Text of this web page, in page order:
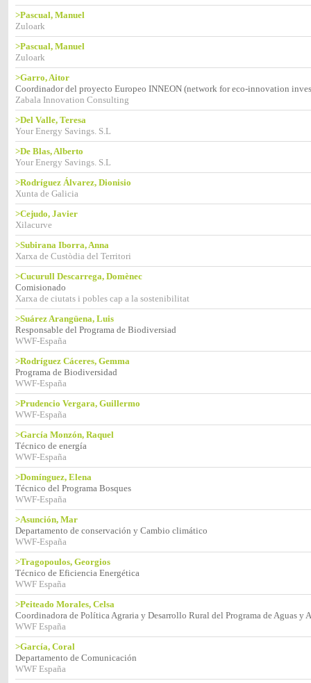
>Pascual, Manuel
Zuloark
>Pascual, Manuel
Zuloark
>Garro, Aitor
Coordinador del proyecto Europeo INNEON (network for eco-innovation
Zabala Innovation Consulting
>Del Valle, Teresa
Your Energy Savings. S.L
>De Blas, Alberto
Your Energy Savings. S.L
>Rodríguez Álvarez, Dionisio
Xunta de Galicia
>Cejudo, Javier
Xilacurve
>Subirana Iborra, Anna
Xarxa de Custòdia del Territori
>Cucurull Descarrega, Domènec
Comisionado
Xarxa de ciutats i pobles cap a la sostenibilitat
>Suárez Arangüena, Luis
Responsable del Programa de Biodiversiad
WWF-España
>Rodríguez Cáceres, Gemma
Programa de Biodiversidad
WWF-España
>Prudencio Vergara, Guillermo
WWF-España
>García Monzón, Raquel
Técnico de energía
WWF-España
>Domínguez, Elena
Técnico del Programa Bosques
WWF-España
>Asunción, Mar
Departamento de conservación y Cambio climático
WWF-España
>Tragopoulos, Georgios
Técnico de Eficiencia Energética
WWF España
>Peiteado Morales, Celsa
Coordinadora de Política Agraria y Desarrollo Rural del Programa de Aguas y
WWF España
>García, Coral
Departamento de Comunicación
WWF España